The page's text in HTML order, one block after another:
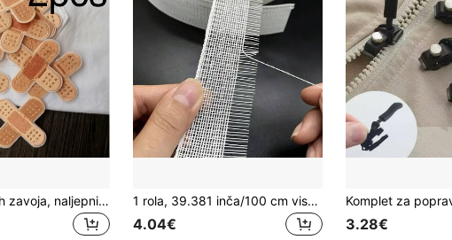
2 kom. modnih zavoja, naljepnica "uradi sam", aplikacija za vez, pegla na termo naljepnice za jakne, naljepnice za prišivanje za odjeću, ruksake, majice, ljeto, školu 1 rola, 39.381 inča/100 cm visokokvalitetna gusta i kruta traka od konjske dlake – gaze, šifon, svilena tkanina za rubove i postavu, višekratni dodatak za potporu repa, prikladna za DIY vjenčanice, suknje, kombinezone i ljetnu školsku odjeću
4.04€ 3.28€